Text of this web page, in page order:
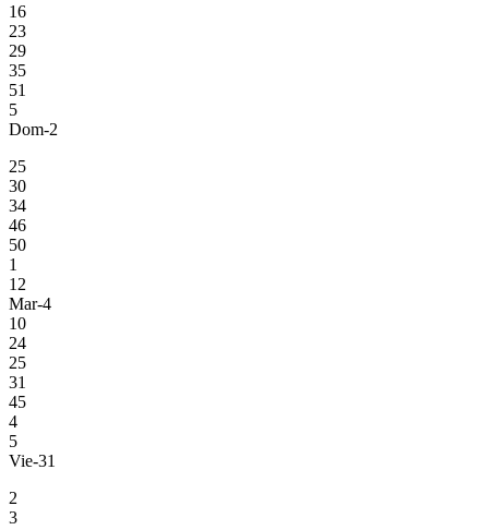
16
23
29
35
51
5
Dom-2
25
30
34
46
50
1
12
Mar-4
10
24
25
31
45
4
5
Vie-31
2
3